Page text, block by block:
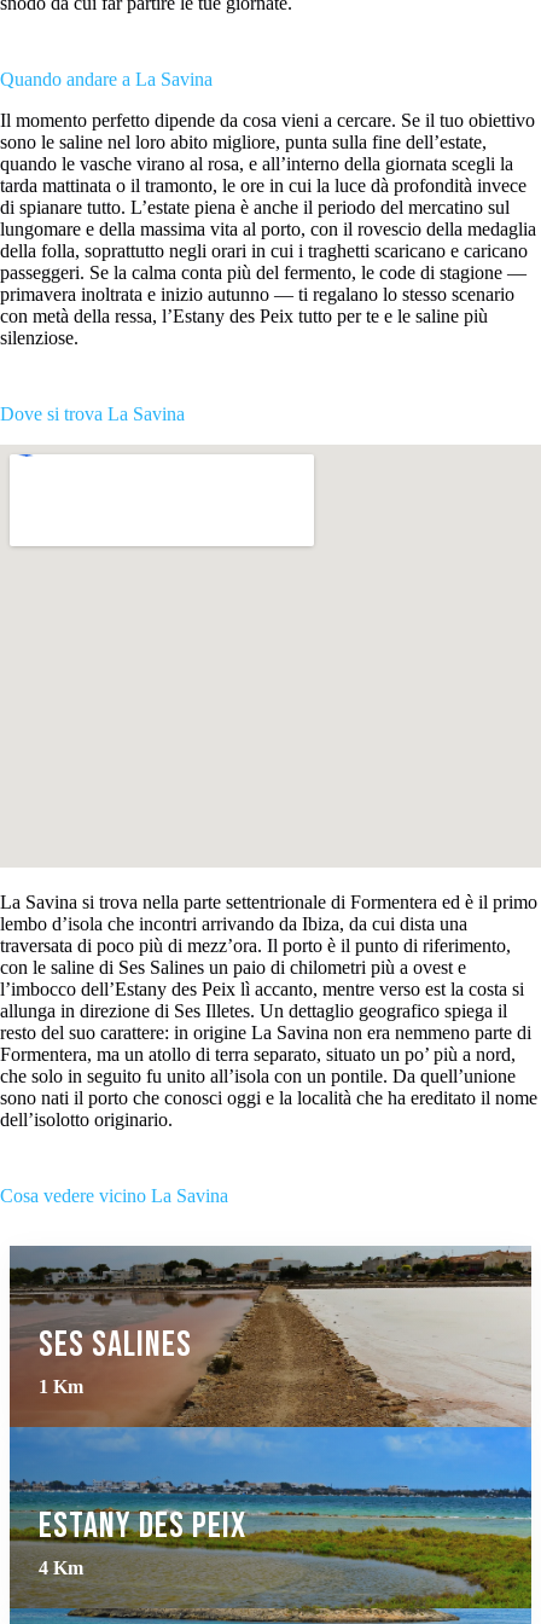
Quando andare a La Savina
Il momento perfetto dipende da cosa vieni a cercare. Se il tuo obiettivo
sono le saline nel loro abito migliore, punta sulla fine dell’estate,
quando le vasche virano al rosa, e all’interno della giornata scegli la
tarda mattinata o il tramonto, le ore in cui la luce dà profondità invece
di spianare tutto. L’estate piena è anche il periodo del mercatino sul
lungomare e della massima vita al porto, con il rovescio della medaglia
della folla, soprattutto negli orari in cui i traghetti scaricano e caricano
passeggeri. Se la calma conta più del fermento, le code di stagione —
primavera inoltrata e inizio autunno — ti regalano lo stesso scenario
con metà della ressa, l’Estany des Peix tutto per te e le saline più
silenziose.
Dove si trova La Savina
La Savina si trova nella parte settentrionale di Formentera ed è il primo
lembo d’isola che incontri arrivando da Ibiza, da cui dista una
traversata di poco più di mezz’ora. Il porto è il punto di riferimento,
con le saline di Ses Salines un paio di chilometri più a ovest e
l’imbocco dell’Estany des Peix lì accanto, mentre verso est la costa si
allunga in direzione di Ses Illetes. Un dettaglio geografico spiega il
resto del suo carattere: in origine La Savina non era nemmeno parte di
Formentera, ma un atollo di terra separato, situato un po’ più a nord,
che solo in seguito fu unito all’isola con un pontile. Da quell’unione
sono nati il porto che conosci oggi e la località che ha ereditato il nome
dell’isolotto originario.
Cosa vedere vicino La Savina
ses Salines
1 Km
Estany des Peix
4 Km